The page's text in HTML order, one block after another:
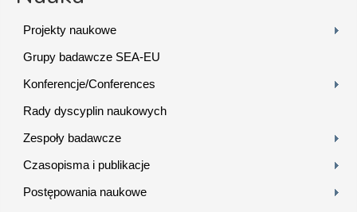
Projekty naukowe
Grupy badawcze SEA-EU
Konferencje/Conferences
Rady dyscyplin naukowych
Zespoły badawcze
Czasopisma i publikacje
Postępowania naukowe